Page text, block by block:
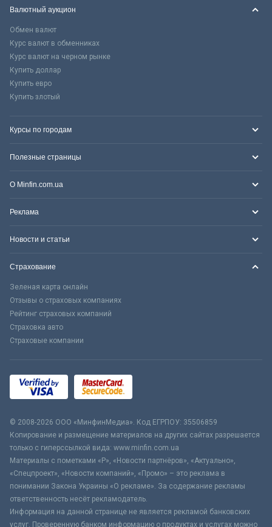
Валютный аукцион
Обмен валют
Курс валют в обменниках
Курс валют на черном рынке
Купить доллар
Купить евро
Купить злотый
Курсы по городам
Полезные страницы
О Minfin.com.ua
Реклама
Новости и статьи
Страхование
Зеленая карта онлайн
Отзывы о страховых компаниях
Рейтинг страховых компаний
Страховка авто
Страховые компании
© 2008-2026 ООО «МинфинМедиа». Код ЕГРПОУ: 35506859
Копирование и размещение материалов на других сайтах разрешается
только с гиперссылкой вида: www.minfin.com.ua
Материалы с пометками «Р», «Новости партнёров», «Актуально»,
«Спецпроект», «Новости компаний», «Промо» – это реклама в
понимании Закона Украины «О рекламе». За содержание рекламы
ответственность несёт рекламодатель.
Информация на данной странице не является рекламой банковских
услуг. Проверенную банком информацию о продуктах и услугах можно